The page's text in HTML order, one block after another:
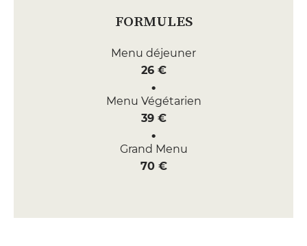
FORMULES
Menu déjeuner
26 €
Menu Végétarien
39 €
Grand Menu
70 €